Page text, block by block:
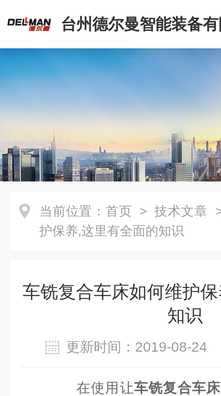
台州德尔曼智能装备
当前位置： 首页 > 技术文章
护保养,这里有全面的知识
车铣复合车床如何维护
知识
更新时间：2019-08-
在使用让车铣复合车床